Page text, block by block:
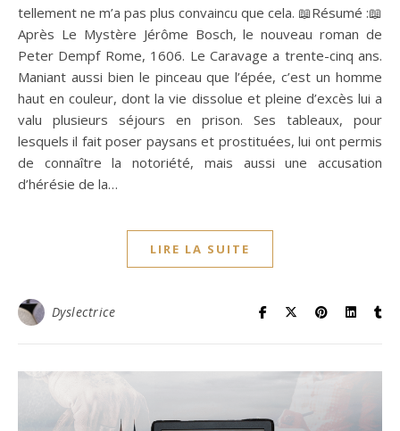
tellement ne m’a pas plus convaincu que cela. 📖Résumé :📖
Après Le Mystère Jérôme Bosch, le nouveau roman de
Peter Dempf Rome, 1606. Le Caravage a trente-cinq ans.
Maniant aussi bien le pinceau que l’épée, c’est un homme
haut en couleur, dont la vie dissolue et pleine d’excès lui a
valu plusieurs séjours en prison. Ses tableaux, pour
lesquels il fait poser paysans et prostituées, lui ont permis
de connaître la notoriété, mais aussi une accusation
d’hérésie de la…
LIRE LA SUITE
Dyslectrice